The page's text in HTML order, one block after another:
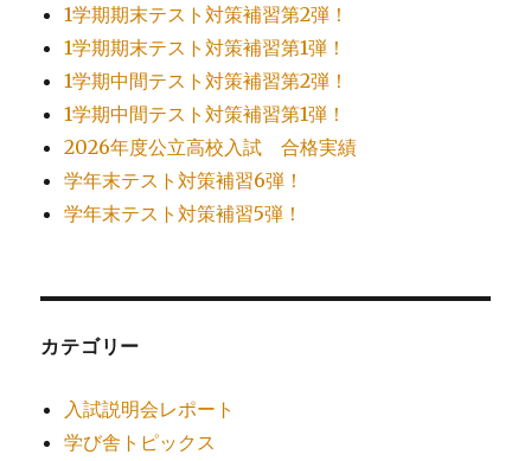
1学期期末テスト対策補習第2弾！
1学期期末テスト対策補習第1弾！
1学期中間テスト対策補習第2弾！
1学期中間テスト対策補習第1弾！
2026年度公立高校入試 合格実績
学年末テスト対策補習6弾！
学年末テスト対策補習5弾！
カテゴリー
入試説明会レポート
学び舎トピックス